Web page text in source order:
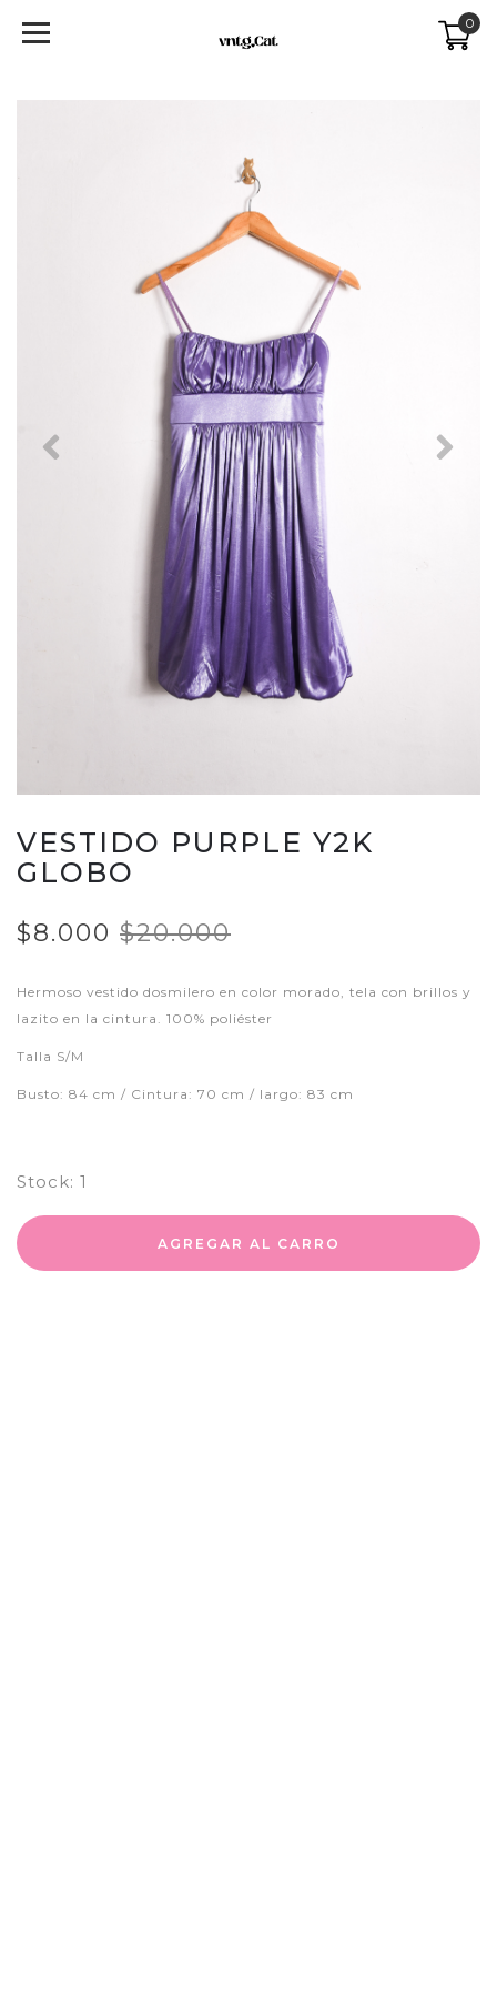
0
Previous Next
VESTIDO PURPLE Y2K
GLOBO
$8.000 $20.000
Hermoso vestido dosmilero en color morado, tela con brillos y
lazito en la cintura. 100% poliéster
Talla S/M
Busto: 84 cm / Cintura: 70 cm / largo: 83 cm
Stock: 1
AGREGAR AL CARRO